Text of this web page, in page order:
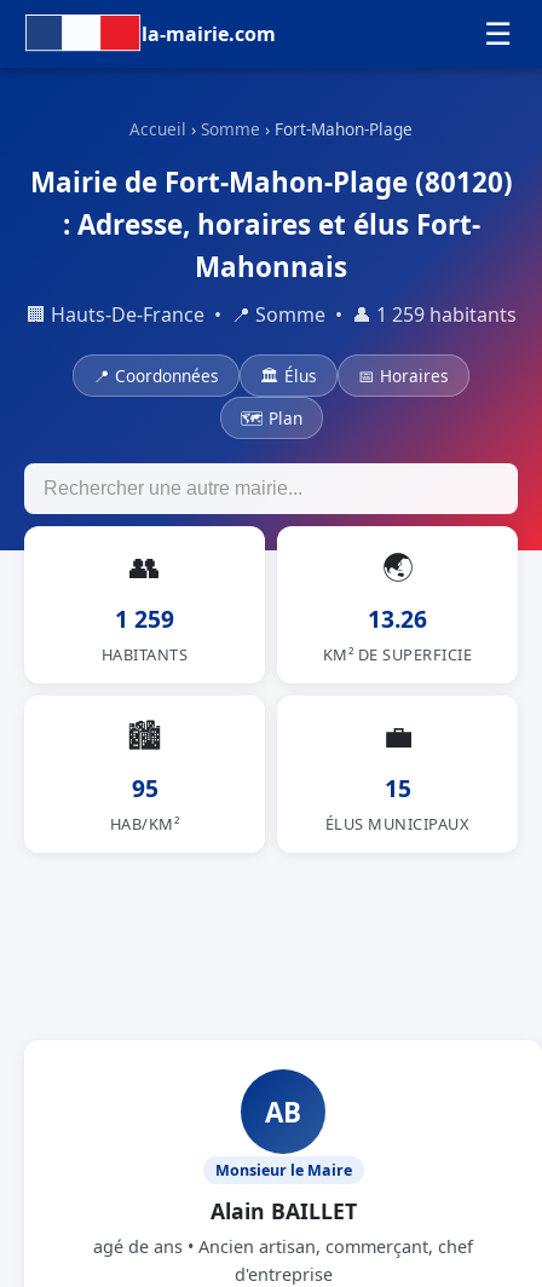
la-mairie.com ☰
Accueil › Somme › Fort-Mahon-Plage
Mairie de Fort-Mahon-Plage (80120)
: Adresse, horaires et élus Fort-
Mahonnais
🏢 Hauts-De-France • 📍 Somme • 👤 1 259 habitants
📍 Coordonnées 🏛 Élus
📅 Horaires
🗺 Plan
👥
1 259
HABITANTS
🌏
13.26
KM² DE SUPERFICIE
🏙
95
HAB/KM²
💼
15
ÉLUS MUNICIPAUX
AB
Monsieur le Maire
Alain BAILLET
agé de ans • Ancien artisan, commerçant, chef
d'entreprise